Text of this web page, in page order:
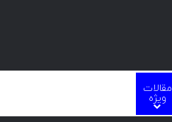
مقالات
ویژه